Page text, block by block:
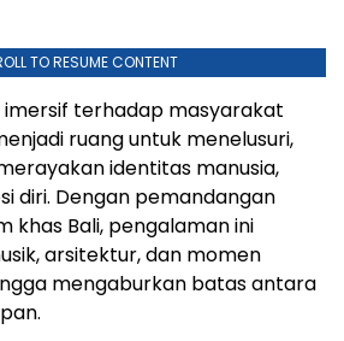
TO RESUME CONTENT
imersif terhadap masyarakat
ruang untuk menelusuri,
identitas manusia,
diri. Dengan pemandangan
khas Bali, pengalaman ini
arsitektur, dan momen
mengaburkan batas antara